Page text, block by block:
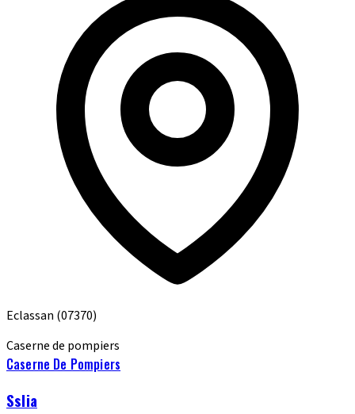
Eclassan (07370)
Caserne de pompiers
Caserne De Pompiers
Sslia